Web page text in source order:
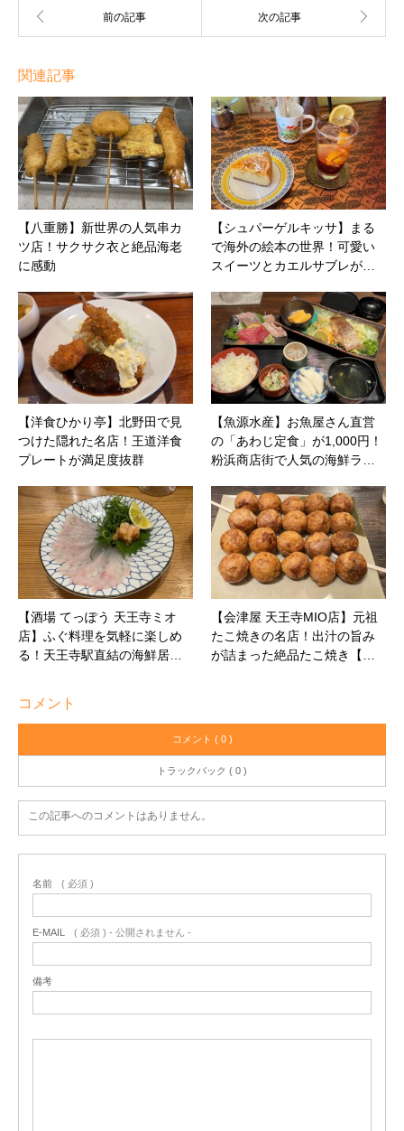
関連記事
【八重勝】新世界の人気串カ
ツ店！サクサク衣と絶品海老
に感動
【シュパーゲルキッサ】まる
で海外の絵本の世界！可愛い
スイーツとカエルサブレが…
【洋食ひかり亭】北野田で見
つけた隠れた名店！王道洋食
プレートが満足度抜群
【魚源水産】お魚屋さん直営
の「あわじ定食」が1,000円！
粉浜商店街で人気の海鮮ラ…
【酒場 てっぽう 天王寺ミオ
店】ふぐ料理を気軽に楽しめ
る！天王寺駅直結の海鮮居…
【会津屋 天王寺MIO店】元祖
たこ焼きの名店！出汁の旨み
が詰まった絶品たこ焼き【…
コメント
コメント ( 0 )
トラックバック ( 0 )
この記事へのコメントはありません。
名前 ( 必須 )
E-MAIL ( 必須 ) - 公開されません -
備考